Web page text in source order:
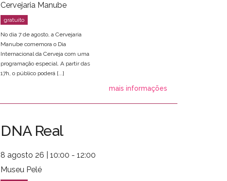
Cervejaria Manube
No dia 7 de agosto, a Cervejaria
Manube comemora o Dia
Internacional da Cerveja com uma
programação especial. A partir das
17h, o público poderá [...]
mais informações
DNA Real
8 agosto 26 | 10:00 - 12:00
Museu Pelé